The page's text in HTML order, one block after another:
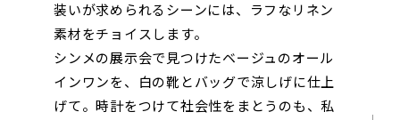
装いが求められるシーンには、ラフなリネン
素材をチョイスします。
シンメの展示会で見つけたベージュのオール
インワンを、白の靴とバッグで涼しげに仕上
げて。時計をつけて社会性をまとうのも、私